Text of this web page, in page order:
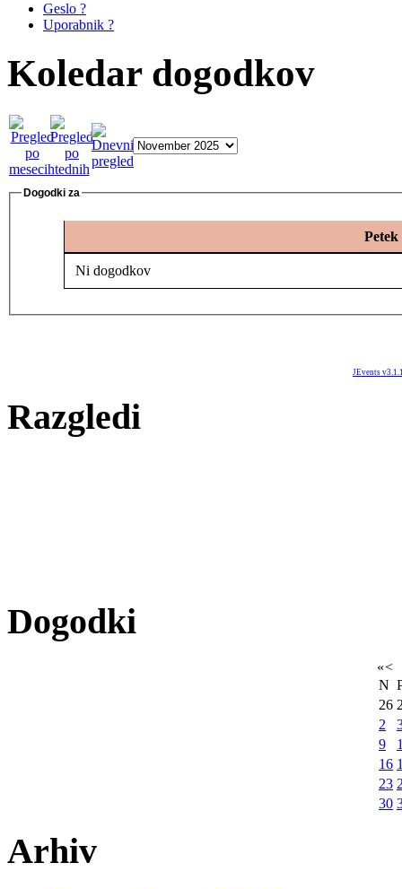
Geslo ?
Uporabnik ?
Koledar dogodkov
Dogodki za
Petek
Ni dogodkov
JEvents
Razgledi
Dogodki
«<
N
26
2
9
16
23
30
Arhiv